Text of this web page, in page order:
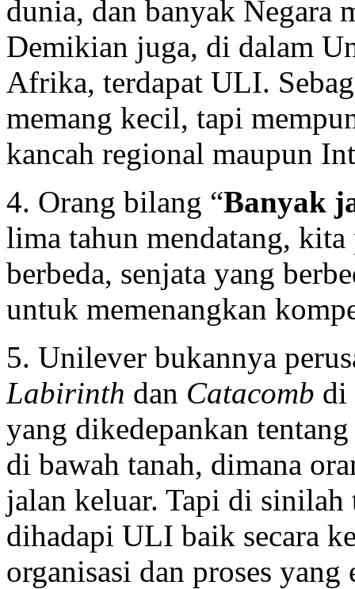
dunia, dan banyak Negara
Demikian juga, di dalam
Afrika, terdapat ULI.
memang kecil, tapi
kancah regional maupun
4. Orang bilang “Banyak
lima tahun mendatang,
berbeda, senjata yang
untuk memenangkan
5. Unilever bukannya
Labirinth dan Catacomb di
yang dikedepankan
di bawah tanah, dimana
jalan keluar. Tapi di sinilah
dihadapi ULI baik secara
organisasi dan proses